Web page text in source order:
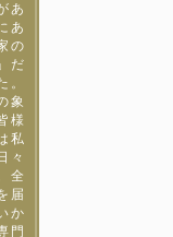
あ
あ
の
だ
。
象
様
私
々
全
届
か
門